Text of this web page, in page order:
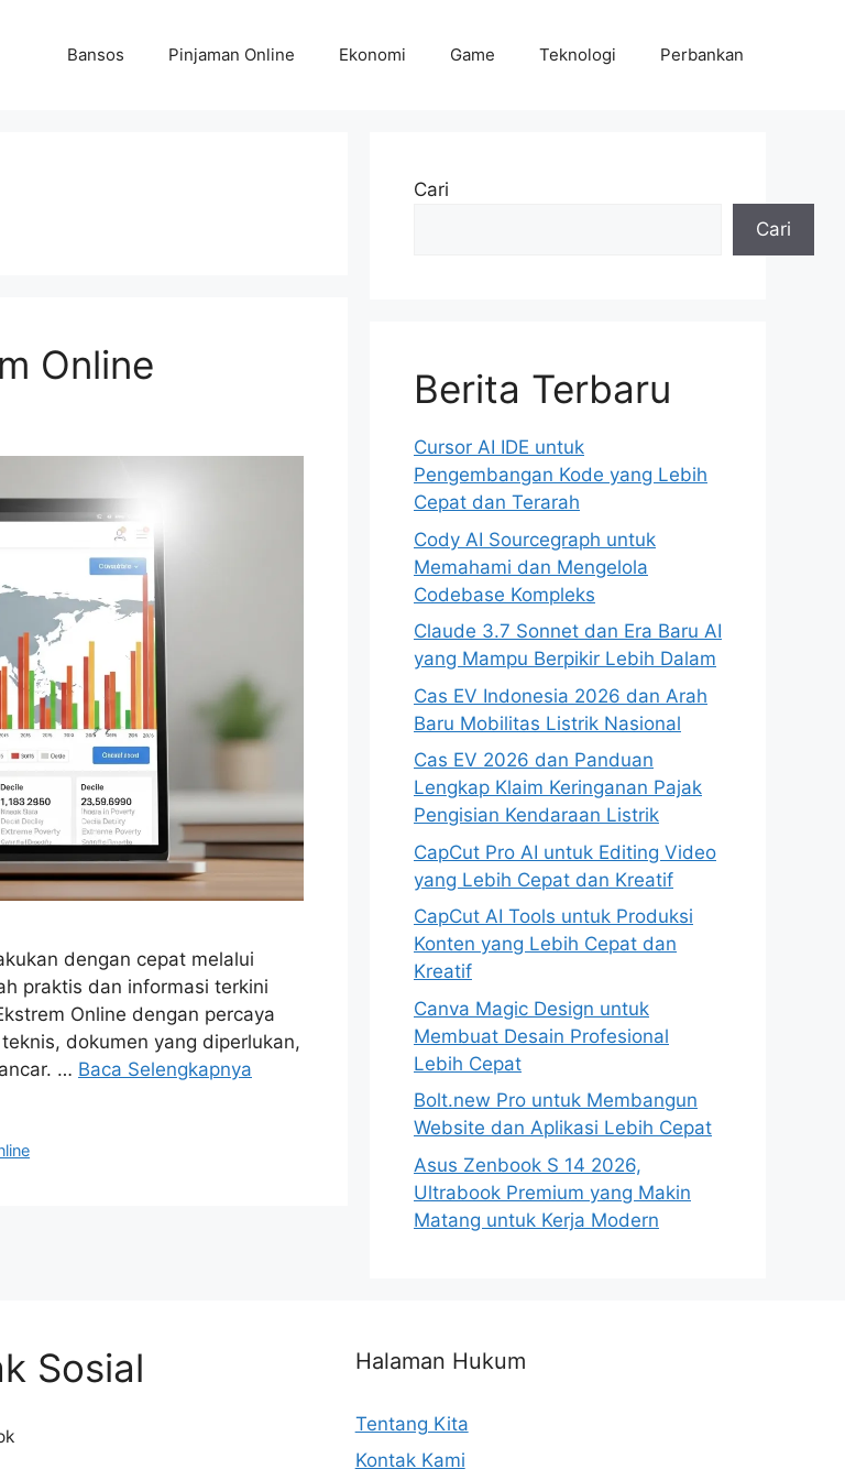
Bansos Pinjaman Online Ekonomi Game Teknologi Perbankan
Online
dengan cepat melalui
praktis dan informasi terkini
Online dengan percaya
dokumen yang diperlukan,
… Baca Selengkapnya
Cari
Cari
Berita Terbaru
Cursor AI IDE untuk
Pengembangan Kode yang Lebih
Cepat dan Terarah
Cody AI Sourcegraph untuk
Memahami dan Mengelola
Codebase Kompleks
Claude 3.7 Sonnet dan Era Baru AI
yang Mampu Berpikir Lebih Dalam
Cas EV Indonesia 2026 dan Arah
Baru Mobilitas Listrik Nasional
Cas EV 2026 dan Panduan
Lengkap Klaim Keringanan Pajak
Pengisian Kendaraan Listrik
CapCut Pro AI untuk Editing Video
yang Lebih Cepat dan Kreatif
CapCut AI Tools untuk Produksi
Konten yang Lebih Cepat dan
Kreatif
Canva Magic Design untuk
Membuat Desain Profesional
Lebih Cepat
Bolt.new Pro untuk Membangun
Website dan Aplikasi Lebih Cepat
Asus Zenbook S 14 2026,
Ultrabook Premium yang Makin
Matang untuk Kerja Modern
Sosial Halaman Hukum
Tentang Kita
Kontak Kami